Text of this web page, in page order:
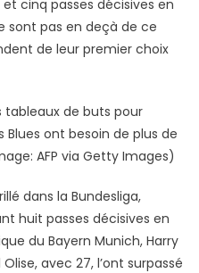
cinq passes décisives en
sont pas en deçà de ce
de leur premier choix
tableaux de buts pour
ont besoin de plus de
AFP via Getty Images)
dans la Bundesliga,
huit passes décisives en
du Bayern Munich, Harry
avec 27, l’ont surpassé